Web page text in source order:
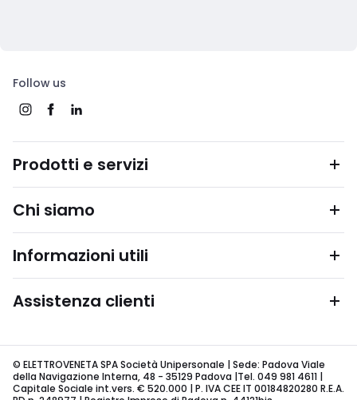
Follow us
Prodotti e servizi
Chi siamo
Informazioni utili
Assistenza clienti
© ELETTROVENETA SPA Società Unipersonale | Sede: Padova Viale
della Navigazione Interna, 48 - 35129 Padova |Tel. 049 981 4611 |
Capitale Sociale int.vers. € 520.000 | P. IVA CEE IT 00184820280 R.E.A.